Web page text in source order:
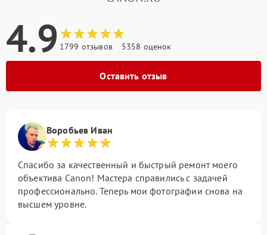
4.9 1799 отзывов 5358 оценок
Оставить отзыв
Воробьев Иван
Спасибо за качественный и быстрый ремонт моего
объектива Canon! Мастера справились с задачей
профессионально. Теперь мои фотографии снова на
высшем уровне.